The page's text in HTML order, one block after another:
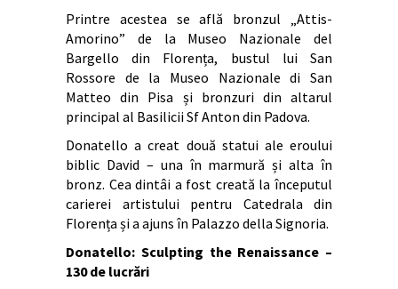
Printre acestea se află bronzul „Attis-
Amorino” de la Museo Nazionale del
Bargello din Florența, bustul lui San
Rossore de la Museo Nazionale di San
Matteo din Pisa și bronzuri din altarul
principal al Basilicii Sf Anton din Padova.
Donatello a creat două statui ale eroului
biblic David – una în marmură și alta în
bronz. Cea dintâi a fost creată la începutul
carierei artistului pentru Catedrala din
Florența și a ajuns în Palazzo della Signoria.
Donatello: Sculpting the Renaissance –
130 de lucrări